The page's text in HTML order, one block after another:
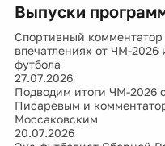
Выпуски
Спортивный
впечатлениях от ЧМ-2026
футбола
27.07.2026
Подводим итоги ЧМ-2026
Писаревым и
Моссаковским
20.07.2026